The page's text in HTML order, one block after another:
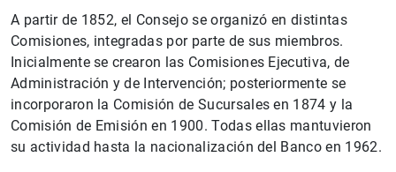
A partir de 1852, el Consejo se organizó en distintas
Comisiones, integradas por parte de sus miembros.
Inicialmente se crearon las Comisiones Ejecutiva, de
Administración y de Intervención; posteriormente se
incorporaron la Comisión de Sucursales en 1874 y la
Comisión de Emisión en 1900. Todas ellas mantuvieron
su actividad hasta la nacionalización del Banco en 1962.